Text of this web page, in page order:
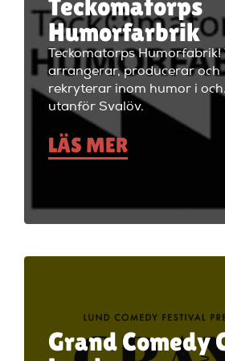
Teckomatorps
Humorfarbrik
Teckomatorps Humorfabrik!
arrangerar, producerar och
rekryterar inom humor i och
utanför Svalöv.
LÄS MER
Grand Comedy